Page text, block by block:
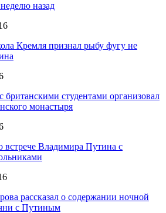
назад
Кремля признал рыбу фугу не
британскими студентами организовал
монастыря
Владимира Путина с
рассказал о содержании ночной
с Путиным